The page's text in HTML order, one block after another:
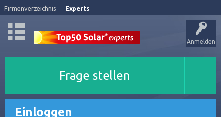
Firmenverzeichnis Experts
Anmelden
Frage stellen
Einloggen